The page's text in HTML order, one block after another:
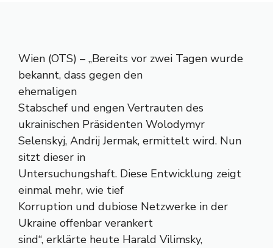
Wien (OTS) – „Bereits vor zwei Tagen wurde
bekannt, dass gegen den
ehemaligen
Stabschef und engen Vertrauten des
ukrainischen Präsidenten Wolodymyr
Selenskyj, Andrij Jermak, ermittelt wird. Nun
sitzt dieser in
Untersuchungshaft. Diese Entwicklung zeigt
einmal mehr, wie tief
Korruption und dubiose Netzwerke in der
Ukraine offenbar verankert
sind“, erklärte heute Harald Vilimsky,